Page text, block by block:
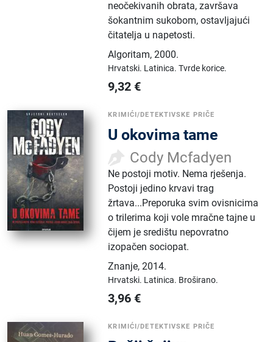
neočekivanih obrata, završava
šokantnim sukobom, ostavljajući
čitatelja u napetosti.
Algoritam,2000.
Hrvatski. Latinica.Tvrde korice.
9,32 €
KRIMIĆI/DETEKTIVSKE PRIČE
U okovima tame
Cody Mcfadyen
Ne postoji motiv. Nema rješenja.
Postoji jedino krvavi trag
žrtava...Preporuka svim ovisnicima
o trilerima koji vole mračne tajne u
čijem je središtu nepovratno
izopačen sociopat.
Znanje,2014.
Hrvatski. Latinica. Broširano.
3,96 €
KRIMIĆI/DETEKTIVSKE PRIČE